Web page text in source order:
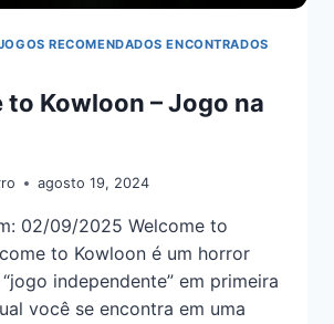
RECOMENDADOS ENCONTRADOS
to Kowloon – Jogo na
agosto 19, 2024
02/09/2025 Welcome to
to Kowloon é um horror
independente” em primeira
você se encontra em uma